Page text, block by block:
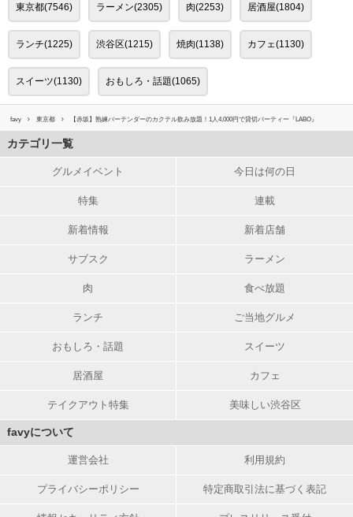
東京都(7546) ラーメン(2305) 肉(2253) 居酒屋(1804)
ランチ(1225) 渋谷区(1215) 焼肉(1138) カフェ(1130)
スイーツ(1130) おもしろ・話題(1065)
favy 東京都 【赤坂】熟練バーテンダーのカクテル飲み放題！1人4,000円で貸切パーティー『LABO』
カテゴリ一覧
グルメイベント 今日は何の日
特集 連載
新着情報 新着店舗
サブスク ラーメン
肉 食べ放題
ランチ ご当地グルメ
おもしろ・話題 スイーツ
居酒屋 カフェ
テイクアウト特集 美味しい渋谷区
favyについて
運営会社 利用規約
プライバシーポリシー 特定商取引法に基づく表記